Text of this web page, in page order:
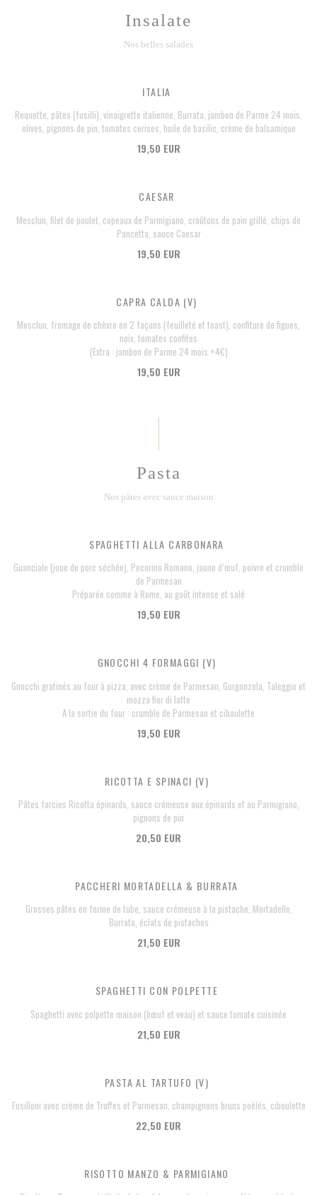
Insalate
Nos belles salades
ITALIA
Roquette, pâtes (fusilli), vinaigrette italienne, Burrata, jambon de Parme 24 mois,
olives, pignons de pin, tomates cerises, huile de basilic, crème de balsamique
19,50 EUR
CAESAR
Mesclun, filet de poulet, copeaux de Parmigiano, croûtons de pain grillé, chips de
Pancetta, sauce Caesar
19,50 EUR
CAPRA CALDA (V)
Mesclun, fromage de chèvre en 2 façons (feuilleté et toast), confiture de figues,
noix, tomates confites
(Extra : jambon de Parme 24 mois +4€)
19,50 EUR
Pasta
Nos pâtes avec sauce maison
SPAGHETTI ALLA CARBONARA
Guanciale (joue de porc séchée), Pecorino Romano, jaune d’œuf, poivre et crumble
de Parmesan
Préparée comme à Rome, au goût intense et salé
19,50 EUR
GNOCCHI 4 FORMAGGI (V)
Gnocchi gratinés au four à pizza, avec crème de Parmesan, Gorgonzola, Taleggio et
mozza fior di latte
A la sortie du four : crumble de Parmesan et ciboulette
19,50 EUR
RICOTTA E SPINACI (V)
Pâtes farcies Ricotta épinards, sauce crémeuse aux épinards et au Parmigiano,
pignons de pin
20,50 EUR
PACCHERI MORTADELLA & BURRATA
Grosses pâtes en forme de tube, sauce crémeuse à la pistache, Mortadelle,
Burrata, éclats de pistaches
21,50 EUR
SPAGHETTI CON POLPETTE
Spaghetti avec polpette maison (bœuf et veau) et sauce tomate cuisinée
21,50 EUR
PASTA AL TARTUFO (V)
Fusilloni avec crème de Truffes et Parmesan, champignons bruns poêlés, ciboulette
22,50 EUR
RISOTTO MANZO & PARMIGIANO